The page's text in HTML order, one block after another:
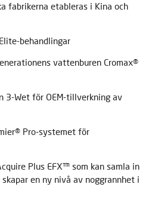
fabrikerna etableras i Kina och
behandlingar
vattenburen Cromax®
3-Wet för OEM-tillverkning av
Pro-systemet för
Plus EFX™ som kan samla in
en ny nivå av noggrannhet i